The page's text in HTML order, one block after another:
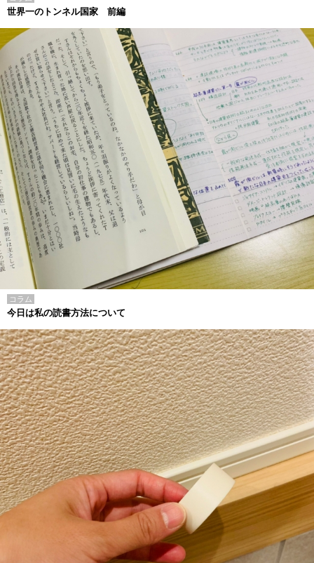
世界一のトンネル国家 前編
コラム
今日は私の読書方法について